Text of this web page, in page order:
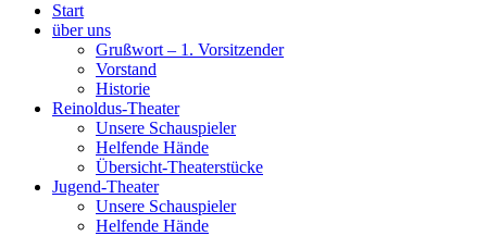
Start
über uns
Grußwort – 1. Vorsitzender
Vorstand
Historie
Reinoldus-Theater
Unsere Schauspieler
Helfende Hände
Übersicht-Theaterstücke
Jugend-Theater
Unsere Schauspieler
Helfende Hände